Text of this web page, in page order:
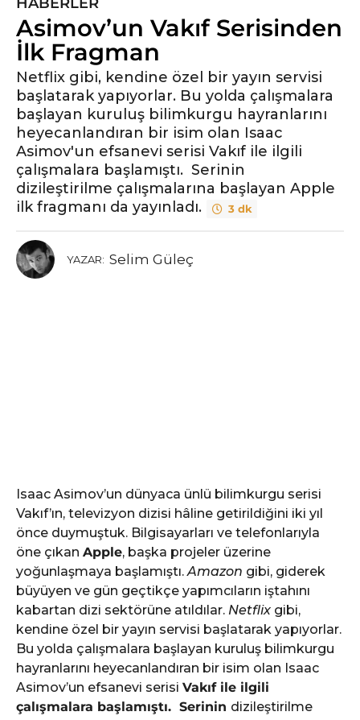
6
y
ı
l
ö
n
c
e
6
y
ı
l
n
c
Asimov’un Vakıf Serisinden
İlk Fragman
Netflix gibi, kendine özel bir yayın servisi
başlatarak yapıyorlar. Bu yolda çalışmalara
başlayan kuruluş bilimkurgu hayranlarını
heyecanlandıran bir isim olan Isaac
Asimov'un efsanevi serisi Vakıf ile ilgili
çalışmalara başlamıştı. Serinin
dizileştirilme çalışmalarına başlayan Apple
ilk fragmanı da yayınladı.
3 dk
YAZAR: Selim Güleç
Isaac Asimov’un dünyaca ünlü bilimkurgu serisi
Vakıf’ın, televizyon dizisi hâline getirildiğini iki yıl
önce duymuştuk. Bilgisayarları ve telefonlarıyla
öne çıkan Apple, başka projeler üzerine
yoğunlaşmaya başlamıştı.Amazon gibi, giderek
büyüyen ve gün geçtikçe yapımcıların iştahını
kabartan dizi sektörüne atıldılar. Netflix gibi,
kendine özel bir yayın servisi başlatarak yapıyorlar.
Bu yolda çalışmalara başlayan kuruluş bilimkurgu
hayranlarını heyecanlandıran bir isim olan Isaac
Asimov’un efsanevi serisi Vakıf ile ilgili
çalışmalara başlamıştı. Serinin dizileştirilme